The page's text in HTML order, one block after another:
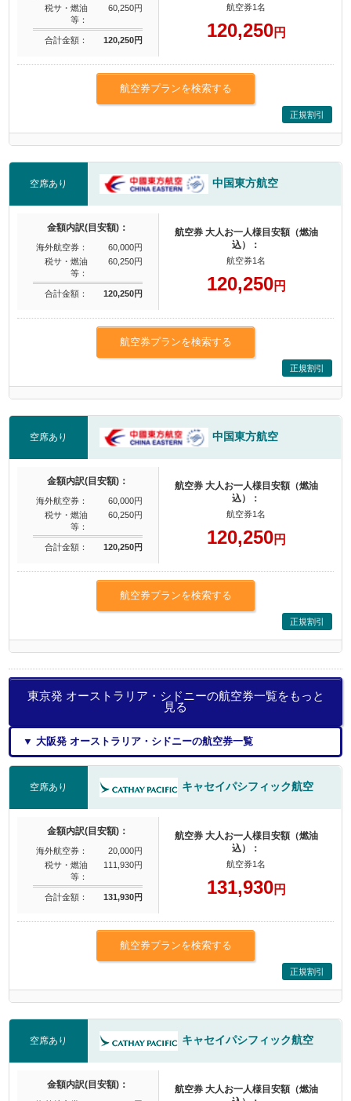
税サ・燃油
等：
60,250円
合計金額： 120,250円
航空券1名
120,250円
航空券プランを検索する
正規割引
空席あり 中国東方航空
金額内訳(目安額)：
海外航空券：
60,000円
税サ・燃油
等：
60,250円
合計金額： 120,250円
航空券 大人お一人様目安額（燃油
込）：
航空券1名
120,250円
航空券プランを検索する
正規割引
空席あり 中国東方航空
金額内訳(目安額)：
海外航空券：
60,000円
税サ・燃油
等：
60,250円
合計金額： 120,250円
航空券 大人お一人様目安額（燃油
込）：
航空券1名
120,250円
航空券プランを検索する
正規割引
東京発 オーストラリア・シドニーの航空券一覧をもっと
見る
▼ 大阪発 オーストラリア・シドニーの航空券一覧
空席あり キャセイパシフィック航空
金額内訳(目安額)：
海外航空券：
20,000円
税サ・燃油
等：
111,930円
合計金額： 131,930円
航空券 大人お一人様目安額（燃油
込）：
航空券1名
131,930円
航空券プランを検索する
正規割引
空席あり キャセイパシフィック航空
金額内訳(目安額)：
航空券 大人お一人様目安額（燃油